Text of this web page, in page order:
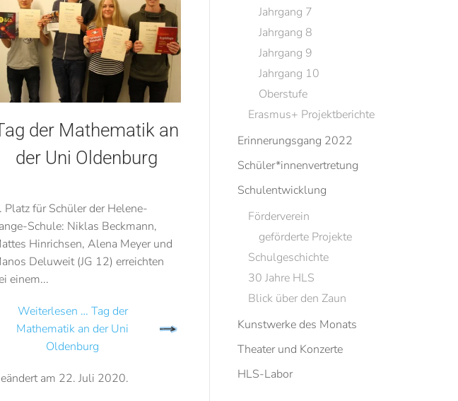
der Mathematik an
der Uni Oldenburg
Platz für Schüler der Helene-
Schule: Niklas Beckmann,
Hinrichsen, Alena Meyer und
Deluweit (JG 12) erreichten
einem...
Weiterlesen … Tag der
Mathematik an der Uni
Oldenburg
am 22. Juli 2020.
Jahrgang 7
Jahrgang 8
Jahrgang 9
Jahrgang 10
Oberstufe
Erasmus+ Projektberichte
Erinnerungsgang 2022
Schüler*innenvertretung
Schulentwicklung
Förderverein
geförderte Projekte
Schulgeschichte
30 Jahre HLS
Blick über den Zaun
Kunstwerke des Monats
Theater und Konzerte
HLS-Labor